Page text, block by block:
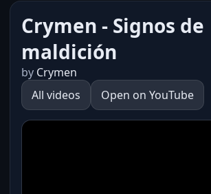
Crymen - Signos de
maldición
by Crymen
All videos
Open on YouTube